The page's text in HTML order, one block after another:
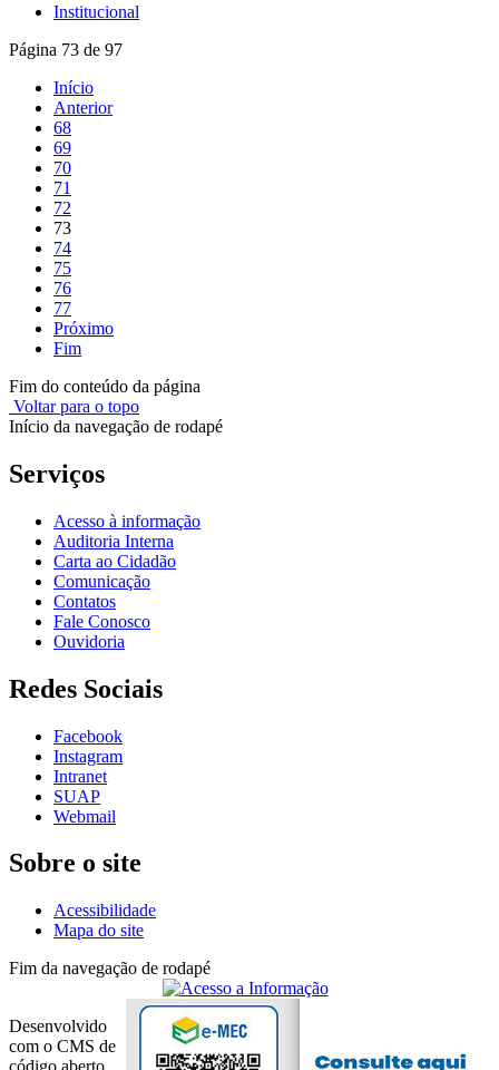
Institucional
Página 73 de 97
Início
Anterior
68
69
70
71
72
73
74
75
76
77
Próximo
Fim
Fim do conteúdo da página
Voltar para o topo
Início da navegação de rodapé
Serviços
Acesso à informação
Auditoria Interna
Carta ao Cidadão
Comunicação
Contatos
Fale Conosco
Ouvidoria
Redes Sociais
Facebook
Instagram
Intranet
SUAP
Webmail
Sobre o site
Acessibilidade
Mapa do site
Fim da navegação de rodapé
Desenvolvido
com o CMS de